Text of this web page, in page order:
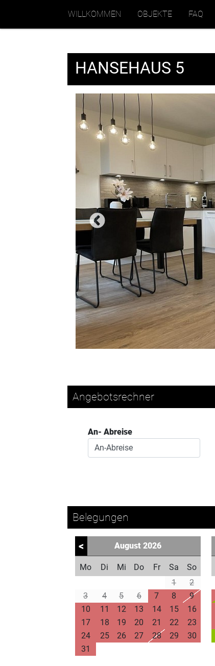
WILLKOMMEN OBJEKTE FAQ
HANSEHAUS 5
Angebotsrechner
An- Abreise
Belegungen
< August 2026
Mo Di Mi Do Fr Sa
So
1
2
3
4 5 6 7 8
9
10
11 12 13 14 15
16
17
18 19 20 21 22
23
24
25 26 27 28 29
30
31